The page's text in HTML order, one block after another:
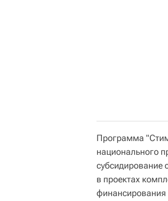
Программа
национального
субсидирование
в проектах
финансирования